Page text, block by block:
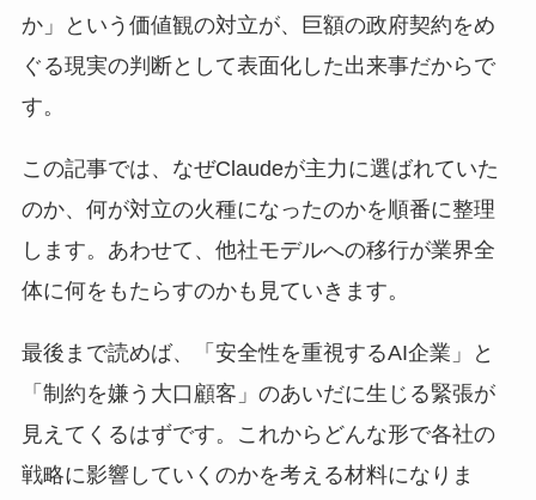
か」という価値観の対立が、巨額の政府契約をめ
ぐる現実の判断として表面化した出来事だからで
す。
この記事では、なぜClaudeが主力に選ばれていた
のか、何が対立の火種になったのかを順番に整理
します。あわせて、他社モデルへの移行が業界全
体に何をもたらすのかも見ていきます。
最後まで読めば、「安全性を重視するAI企業」と
「制約を嫌う大口顧客」のあいだに生じる緊張が
見えてくるはずです。これからどんな形で各社の
戦略に影響していくのかを考える材料になりま